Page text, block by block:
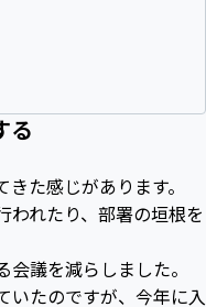
る
た感じがあります。
われたり、部署の垣根を
議を減らしました。
いたのですが、今年に入